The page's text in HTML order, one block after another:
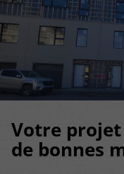
Votre
de bonnes